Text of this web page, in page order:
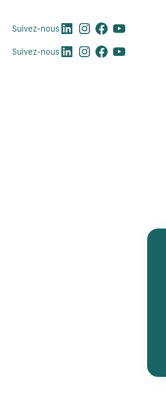
Suivez-nous LinkedIn Instagram Facebook YouTube
Suivez-nous LinkedIn Instagram Facebook YouTube